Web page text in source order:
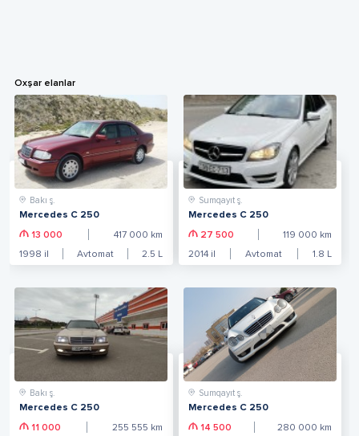
Oxşar elanlar
Bakı ş.
Mercedes C 250
13 000 417 000 km
1998 il Avtomat 2.5 L
Sumqayıt ş.
Mercedes C 250
27 500 119 000 km
2014il Avtomat 1.8 L
Bakı ş.
Mercedes C 250
11 000 255 555 km
Sumqayıt ş.
Mercedes C 250
14 500 280 000 km